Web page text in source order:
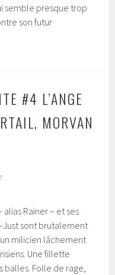
semble presque trop
son futur
#4 L’ANGE
MORVAN
Rainer – et ses
Just sont brutalement
milicien lâchement
Une fillette
Folle de rage,